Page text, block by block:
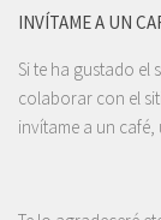
INVÍTAME A UN
Si te ha gustado el
colaborar con el
invítame a un